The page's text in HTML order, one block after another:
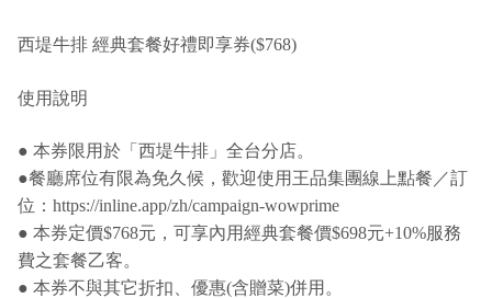
西堤牛排 經典套餐好禮即享券($768)
使用說明
● 本券限用於「西堤牛排」全台分店。
●餐廳席位有限為免久候，歡迎使用 王品集團線上點餐／訂
位： https://inline.app/zh/campaign-wowprime
● 本券定價$768元，可享內用經典套餐價$698元+10%服務
費之套餐乙客。
● 本券不與其它折扣、優惠(含贈菜)併用。